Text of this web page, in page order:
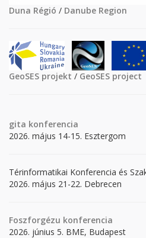
Duna Régió / Danube Region
GeoSES projekt / GeoSES project
gita konferencia
2026. május 14-15. Esztergom
Térinformatikai Konferencia és
2026. május 21-22. Debrecen
Foszforgézu konferencia
2026. június 5. BME, Budapest